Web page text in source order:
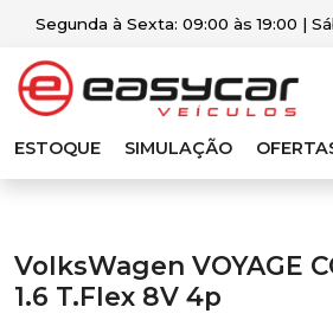
Segunda à Sexta: 09:00 às 19:00 |
ESTOQUE SIMULAÇÃO
VolksWagen VOYAGE
1.6 T.Flex 8V 4p